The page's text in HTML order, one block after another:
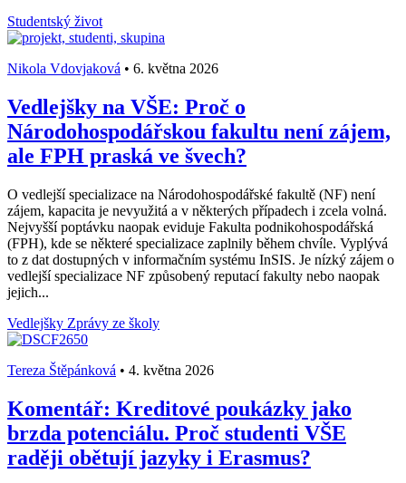
Studentský život
Nikola Vdovjaková • 6. května 2026
Vedlejšky na VŠE: Proč o
Národohospodářskou fakultu není zájem,
ale FPH praská ve švech?
O vedlejší specializace na Národohospodářské fakultě (NF) není
zájem, kapacita je nevyužitá a v některých případech i zcela volná.
Nejvyšší poptávku naopak eviduje Fakulta podnikohospodářská
(FPH), kde se některé specializace zaplnily během chvíle. Vyplývá
to z dat dostupných v informačním systému InSIS. Je nízký zájem o
vedlejší specializace NF způsobený reputací fakulty nebo naopak
jejich...
Vedlejšky Zprávy ze školy
Tereza Štěpánková • 4. května 2026
Komentář: Kreditové poukázky jako
brzda potenciálu. Proč studenti VŠE
raději obětují jazyky i Erasmus?